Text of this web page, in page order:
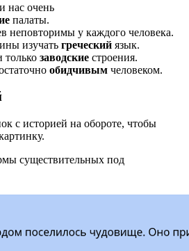
нас очень
палаты.
неповторимы у каждого человека.
изучать греческий язык.
только заводские строения.
обидчивым человеком.
с историей на обороте, чтобы
существительных под